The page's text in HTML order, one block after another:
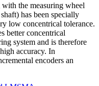
the measuring wheel
has been specially
low concentrical tolerance.
better concentrical
system and is therefore
accuracy. In
encoders an